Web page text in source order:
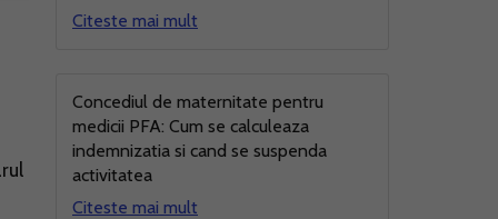
Citeste mai mult
Concediul de maternitate pentru
medicii PFA: Cum se calculeaza
indemnizatia si cand se suspenda
activitatea
Citeste mai mult